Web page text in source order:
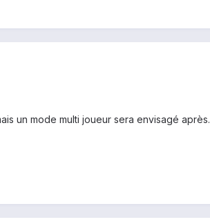
un mode multi joueur sera envisagé après.